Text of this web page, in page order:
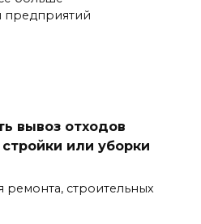
предприятий
вывоз отходов
или уборки
строительных